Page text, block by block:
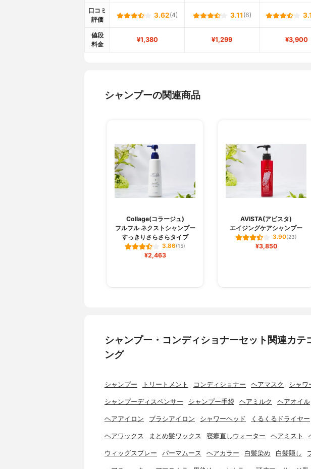
口コミ
評価
3.62(4) 3.11 (6)
値段
料金
¥1,380 ¥1,299 ¥3,900
シャンプーの関連商品
Collage(コラージュ)
フルフル ネクストシャンプー
すっきりさらさらタイプ
3.86(15)
¥2,463
AVISTA(アビスタ)
エイジングケアシャンプー
3.90(23)
¥3,850
シャンプー・コンディショナーセット関連カテ
ング
シャンプー トリートメント コンディショナー ヘアマスク シャワ
シャンプーディスペンサー シャンプー手袋 ヘアミルク ヘアオイル
ヘアアイロン ブラシアイロン シャワーヘッド くるくるドライヤー
ヘアワックス まとめ髪ワックス 寝癖直しウォーター ヘアミスト
ウィッグスプレー パーマムース ヘアカラー 白髪染め 白髪隠し